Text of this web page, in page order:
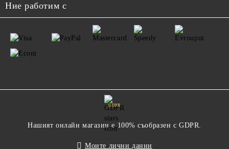
Ние работим с
GDPR
Нашият онлайн магазин е 100% съобразен с GDPR.
Моите лични данни